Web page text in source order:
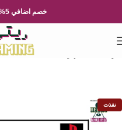
خصم اضافي 5% باستخدام الكود: RG5
Playstation
نفذت